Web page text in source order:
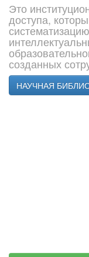
Это
доступа,
созданных
НАУЧНАЯ